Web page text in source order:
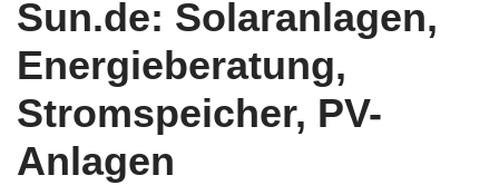
Sun.de: Solaranlagen,
Energieberatung,
Stromspeicher, PV-
Anlagen